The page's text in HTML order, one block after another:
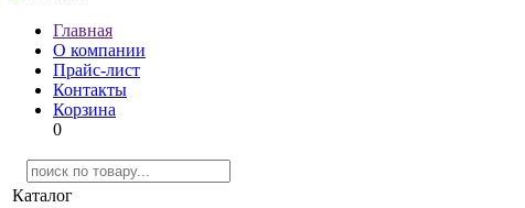
Главная
О компании
Прайс-лист
Контакты
Корзина
0
Каталог